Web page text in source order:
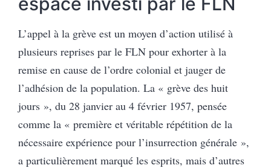
L’appel à la grève est un moyen d’action utilisé à
plusieurs reprises par le FLN pour exhorter à la
remise en cause de l’ordre colonial et jauger de
l’adhésion de la population. La « grève des huit
jours », du 28 janvier au 4 février 1957, pensée
comme la « première et véritable répétition de la
nécessaire expérience pour l’insurrection générale »,
a particulièrement marqué les esprits, mais d’autres